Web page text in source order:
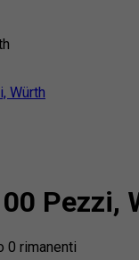
Würth
Pezzi,
0 rimanenti